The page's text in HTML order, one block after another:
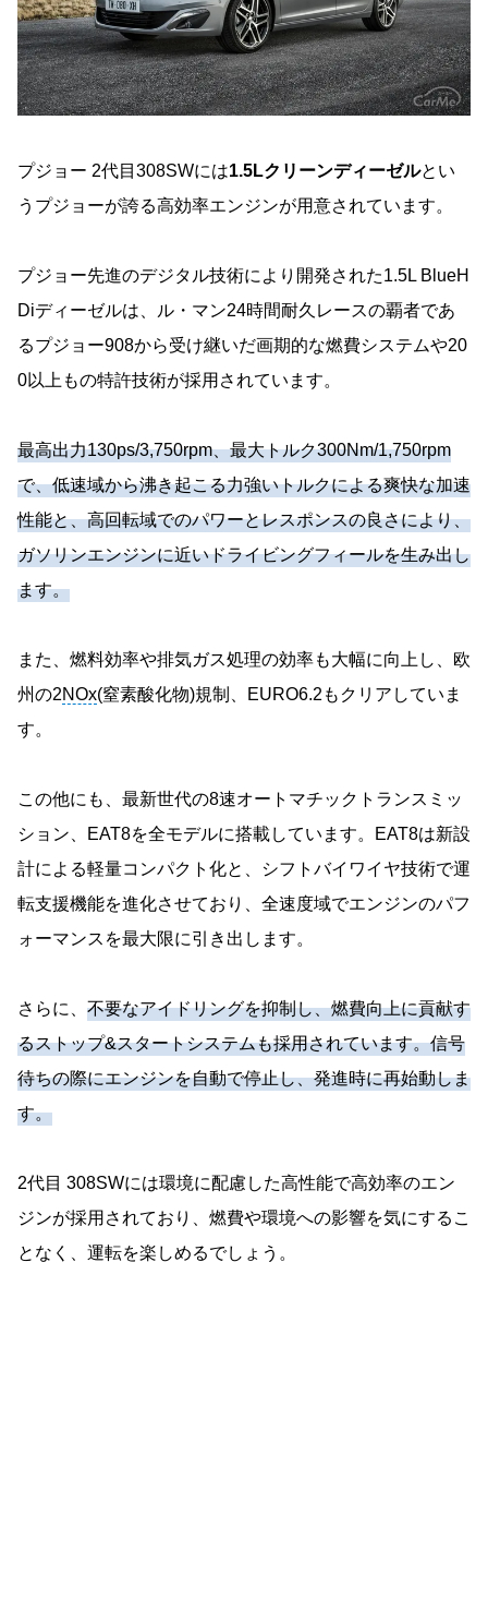
プジョー 2代目308SWには1.5Lクリーンディーゼルとい
うプジョーが誇る高効率エンジンが用意されています。
プジョー先進のデジタル技術により開発された1.5L BlueH
Diディーゼルは、ル・マン24時間耐久レースの覇者であ
るプジョー908から受け継いだ画期的な燃費システムや20
0以上もの特許技術が採用されています。
最高出力130ps/3,750rpm、最大トルク300Nm/1,750rpm
で、低速域から沸き起こる力強いトルクによる爽快な加速
性能と、高回転域でのパワーとレスポンスの良さにより、
ガソリンエンジンに近いドライビングフィールを生み出し
ます。
また、燃料効率や排気ガス処理の効率も大幅に向上し、欧
州の2NOx(窒素酸化物)規制、EURO6.2もクリアしていま
す。
この他にも、最新世代の8速オートマチックトランスミッ
ション、EAT8を全モデルに搭載しています。EAT8は新設
計による軽量コンパクト化と、シフトバイワイヤ技術で運
転支援機能を進化させており、全速度域でエンジンのパフ
ォーマンスを最大限に引き出します。
さらに、 不要なアイドリングを抑制し、燃費向上に貢献す
るストップ&スタートシステムも採用されています。信号
待ちの際にエンジンを自動で停止し、発進時に再始動しま
す。
2代目 308SWには環境に配慮した高性能で高効率のエン
ジンが採用されており、燃費や環境への影響を気にするこ
となく、運転を楽しめるでしょう。